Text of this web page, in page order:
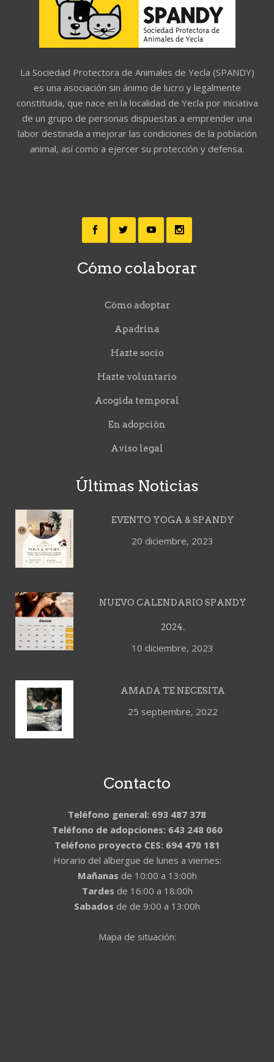
La Sociedad Protectora de Animales de Yecla (SPANDY)
es una asociación sin ánimo de lucro y legalmente
constituida, que nace en la localidad de Yecla por iniciativa
de un grupo de personas dispuestas a emprender una
labor destinada a mejorar las condiciones de la población
animal, así como a ejercer su protección y defensa.
Cómo colaborar
Cómo adoptar
Apadrina
Hazte socio
Hazte voluntario
Acogida temporal
En adopción
Aviso legal
Últimas Noticias
EVENTO YOGA & SPANDY
20 diciembre, 2023
NUEVO CALENDARIO SPANDY
2024.
10 diciembre, 2023
AMADA TE NECESITA
25 septiembre, 2022
Contacto
Teléfono general: 693 487 378
Teléfono de adopciones: 643 248 060
Teléfono proyecto CES: 694 470 181
Horario del albergue de lunes a viernes:
Mañanas de 10:00 a 13:00h
Tardes de 16:00 a 18:00h
Sabados de de 9:00 a 13:00h
Mapa de situación: